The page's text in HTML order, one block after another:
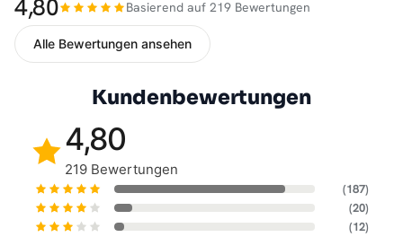
4,80 Basierend auf 219 Bewertungen
Alle Bewertungen ansehen
Kundenbewertungen
4,80
219 Bewertungen
(187)
(20)
(12)